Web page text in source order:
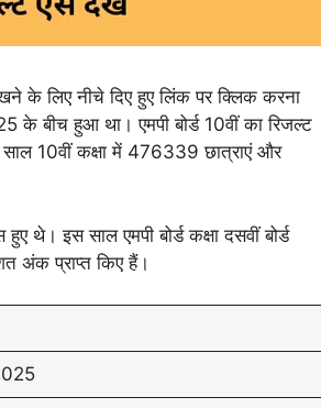
के लिए नीचे दिए हुए लिंक पर क्लिक करना
के बीच हुआ था। एमपी बोर्ड 10वीं का रिजल्ट
10वीं कक्षा में 476339 छात्राएं और
थे। इस साल एमपी बोर्ड कक्षा दसवीं बोर्ड
अंक प्राप्त किए हैं।